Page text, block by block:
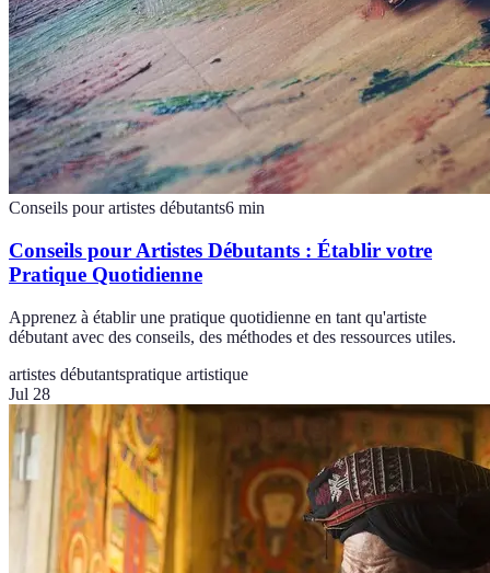
Conseils pour artistes débutants6 min
Conseils pour Artistes Débutants : Établir votre
Pratique Quotidienne
Apprenez à établir une pratique quotidienne en tant qu'artiste
débutant avec des conseils, des méthodes et des ressources utiles.
artistes débutantspratique artistique
Jul 28